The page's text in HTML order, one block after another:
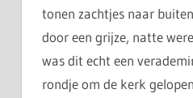
tonen zachtjes naar
door een grijze, natte
was dit echt een
rondje om de kerk